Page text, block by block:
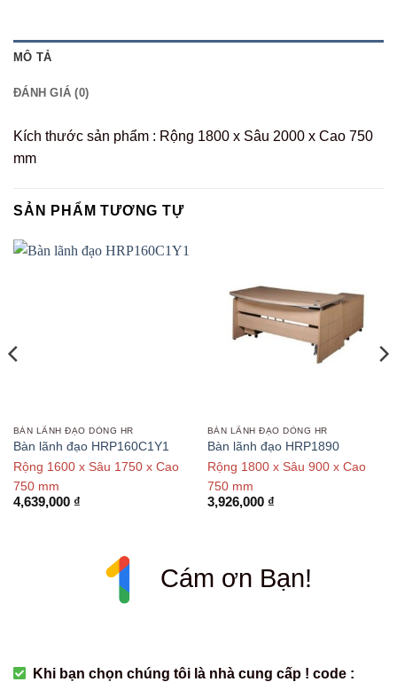
MÔ TẢ
ĐÁNH GIÁ (0)
Kích thước sản phẩm : Rộng 1800 x Sâu 2000 x Cao 750
mm
SẢN PHẨM TƯƠNG TỰ
BÀN LÃNH ĐẠO DÒNG HR
Bàn lãnh đạo HRP160C1Y1
Rộng 1600 x Sâu 1750 x Cao
750 mm
4,639,000 ₫
BÀN LÃNH ĐẠO DÒNG HR
Bàn lãnh đạo HRP1890
Rộng 1800 x Sâu 900 x Cao
750 mm
3,926,000 ₫
Cám ơn Bạn!
Khi bạn chọn chúng tôi là nhà cung cấp ! code :